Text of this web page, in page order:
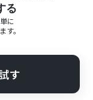
る
に
す。
す